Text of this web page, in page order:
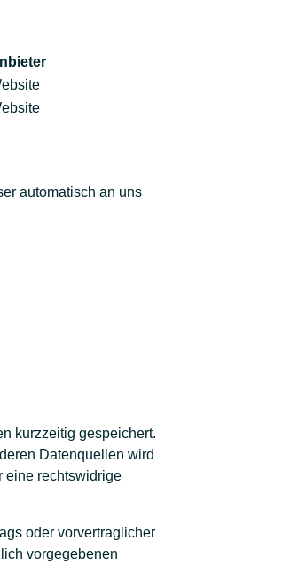
automatisch an uns
kurzzeitig gespeichert.
Datenquellen wird
eine rechtswidrige
oder vorvertraglicher
vorgegebenen